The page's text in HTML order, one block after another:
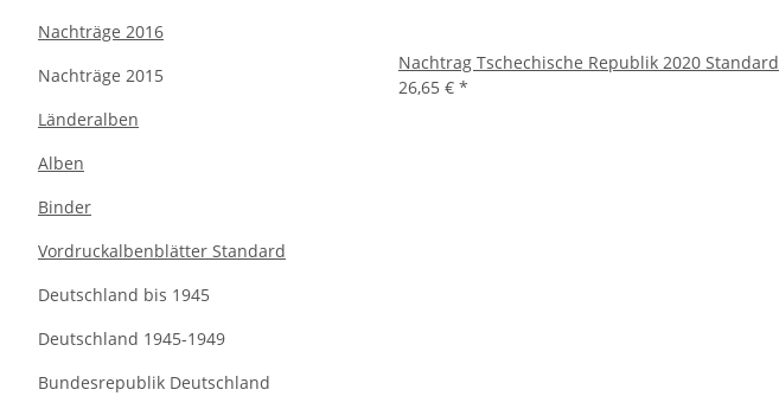
Nachtrag Tschechische Republik 2020 Standard
26,65 € *
Nachträge 2016
Nachträge 2015
Länderalben
Alben
Binder
Vordruckalbenblätter Standard
Deutschland bis 1945
Deutschland 1945-1949
Bundesrepublik Deutschland